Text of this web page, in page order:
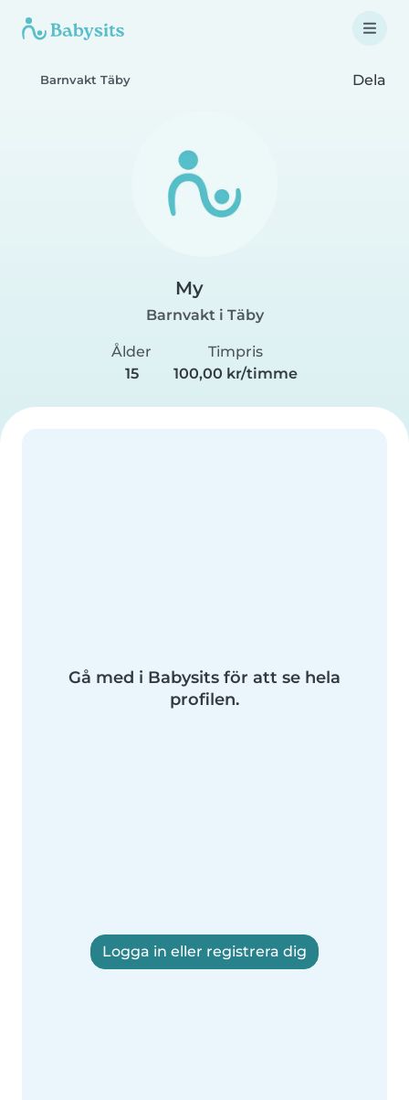
Barnvakt Täby Dela
My
Barnvakt i Täby
Ålder
15
Timpris
100,00 kr/timme
Gå med i Babysits för att se hela
profilen.
Logga in eller registrera dig